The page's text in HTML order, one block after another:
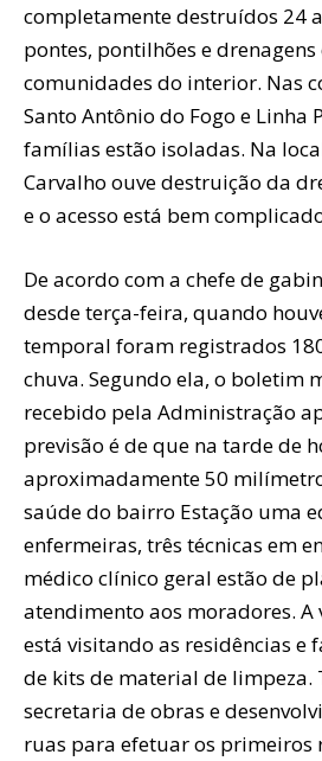
completamente destruídos 24
pontes, pontilhões e drenagens
comunidades do interior. Nas
Santo Antônio do Fogo e Linha
famílias estão isoladas. Na
Carvalho ouve destruição da
e o acesso está bem
De acordo com a chefe de
desde terça-feira, quando
temporal foram registrados
chuva. Segundo ela, o boletim
recebido pela Administração
previsão é de que na tarde de
aproximadamente 50
saúde do bairro Estação uma
enfermeiras, três técnicas em
médico clínico geral estão de
atendimento aos moradores.
está visitando as residências e
de kits de material de limpeza.
secretaria de obras e
ruas para efetuar os primeiros